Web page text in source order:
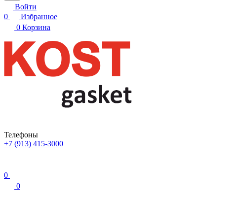
Войти
0
Избранное
0 Корзина
Телефоны
+7 (913) 415-3000
0
0